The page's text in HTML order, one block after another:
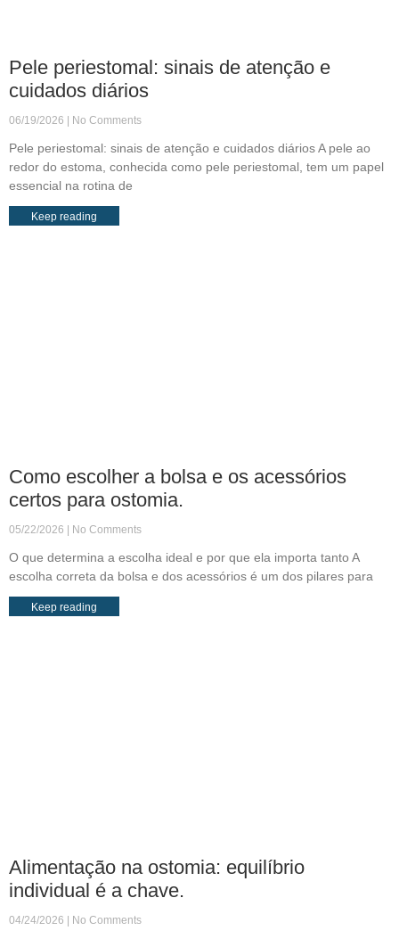
Pele periestomal: sinais de atenção e
cuidados diários
06/19/2026 No Comments
Pele periestomal: sinais de atenção e cuidados diários A pele ao
redor do estoma, conhecida como pele periestomal, tem um papel
essencial na rotina de
Keep reading
Como escolher a bolsa e os acessórios
certos para ostomia.
05/22/2026 No Comments
O que determina a escolha ideal e por que ela importa tanto A
escolha correta da bolsa e dos acessórios é um dos pilares para
Keep reading
Alimentação na ostomia: equilíbrio
individual é a chave.
04/24/2026 No Comments